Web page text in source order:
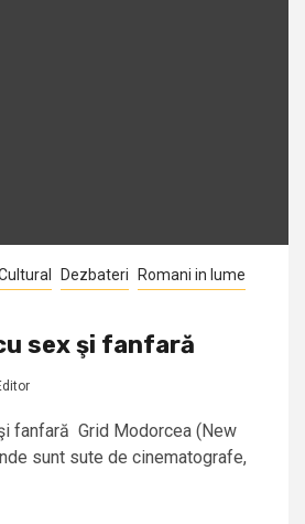
Dezbateri
Romani in lume
sex şi fanfară
fanfară Grid Modorcea (New
sunt sute de cinematografe,